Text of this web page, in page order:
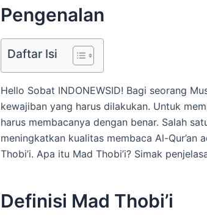
Pengenalan
Daftar Isi
Hello Sobat INDONEWSID! Bagi seorang
kewajiban yang harus dilakukan. Untuk
harus membacanya dengan benar. Salah
meningkatkan kualitas membaca Al-Qur’an
Thobi’i. Apa itu Mad Thobi’i? Simak
Definisi Mad Thobi’i